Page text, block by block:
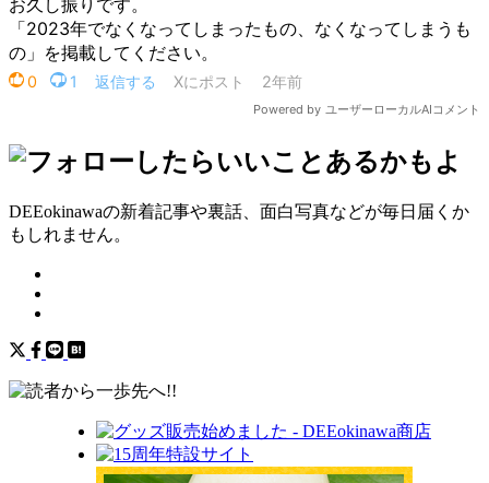
DEEokinawaの新着記事や裏話、面白写真などが毎日届くか
もしれません。